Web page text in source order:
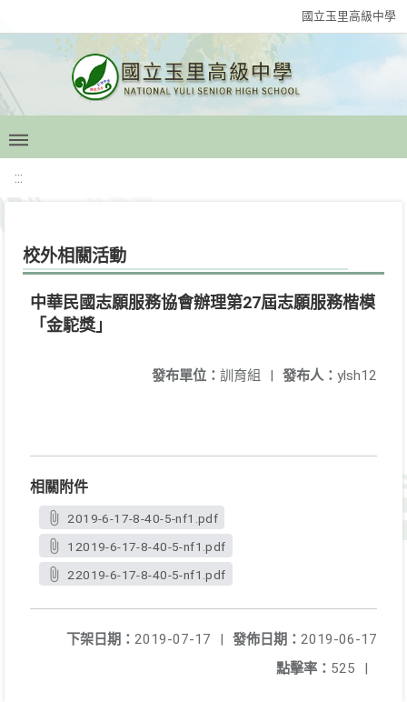
國立玉里高級中學
:::
校外相關活動
中華民國志願服務協會辦理第27屆志願服務楷模
「金駝獎」
發布人： ylsh12
發布單位： 訓育組 |
相關附件
2019-6-17-8-40-5-nf1.pdf
12019-6-17-8-40-5-nf1.pdf
22019-6-17-8-40-5-nf1.pdf
發佈日期： 2019-06-17
下架日期： 2019-07-17
|
點擊率： 525 |